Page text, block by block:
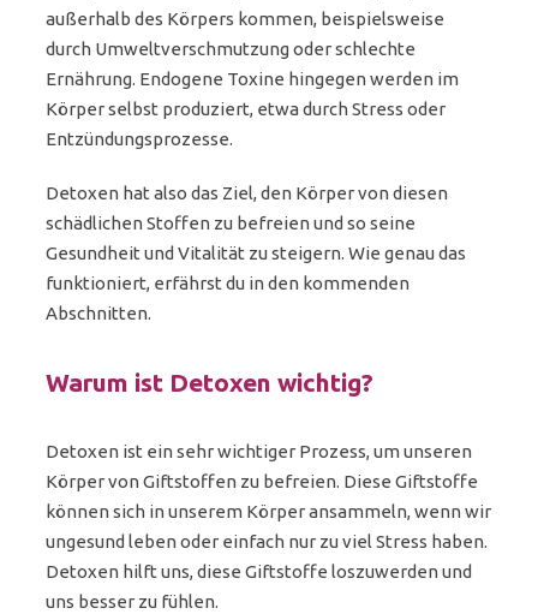
außerhalb des Körpers kommen, beispielsweise
durch Umweltverschmutzung oder schlechte
Ernährung. Endogene Toxine hingegen werden im
Körper selbst produziert, etwa durch Stress oder
Entzündungsprozesse.
Detoxen hat also das Ziel, den Körper von diesen
schädlichen Stoffen zu befreien und so seine
Gesundheit und Vitalität zu steigern. Wie genau das
funktioniert, erfährst du in den kommenden
Abschnitten.
Warum ist Detoxen wichtig?
Detoxen ist ein sehr wichtiger Prozess, um unseren
Körper von Giftstoffen zu befreien. Diese Giftstoffe
können sich in unserem Körper ansammeln, wenn wir
ungesund leben oder einfach nur zu viel Stress haben.
Detoxen hilft uns, diese Giftstoffe loszuwerden und
uns besser zu fühlen.